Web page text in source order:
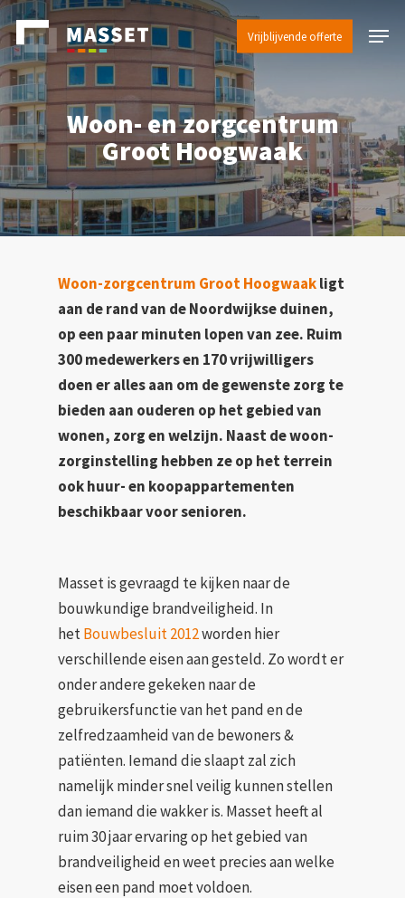
Skip
to
main
content
Vrijblijvende offerte Menu
Woon- en zorgcentrum
Groot Hoogwaak
Woon-zorgcentrum Groot Hoogwaakligt
aan de rand van de Noordwijkse duinen,
op een paar minuten lopen van zee. Ruim
300 medewerkers en 170 vrijwilligers
doen er alles aan om de gewenste zorg te
bieden aan ouderen op het gebied van
wonen, zorg en welzijn. Naast de woon-
zorginstelling hebben ze op het terrein
ook huur- en koopappartementen
beschikbaar voor senioren.
Masset is gevraagd te kijken naar de
bouwkundige brandveiligheid. In
hetBouwbesluit 2012worden hier
verschillende eisen aan gesteld. Zo wordt er
onder andere gekeken naar de
gebruikersfunctie van het pand en de
zelfredzaamheid van de bewoners &
patiënten. Iemand die slaapt zal zich
namelijk minder snel veilig kunnen stellen
dan iemand die wakker is. Masset heeft al
ruim 30 jaar ervaring op het gebied van
brandveiligheid en weet precies aan welke
eisen een pand moet voldoen.